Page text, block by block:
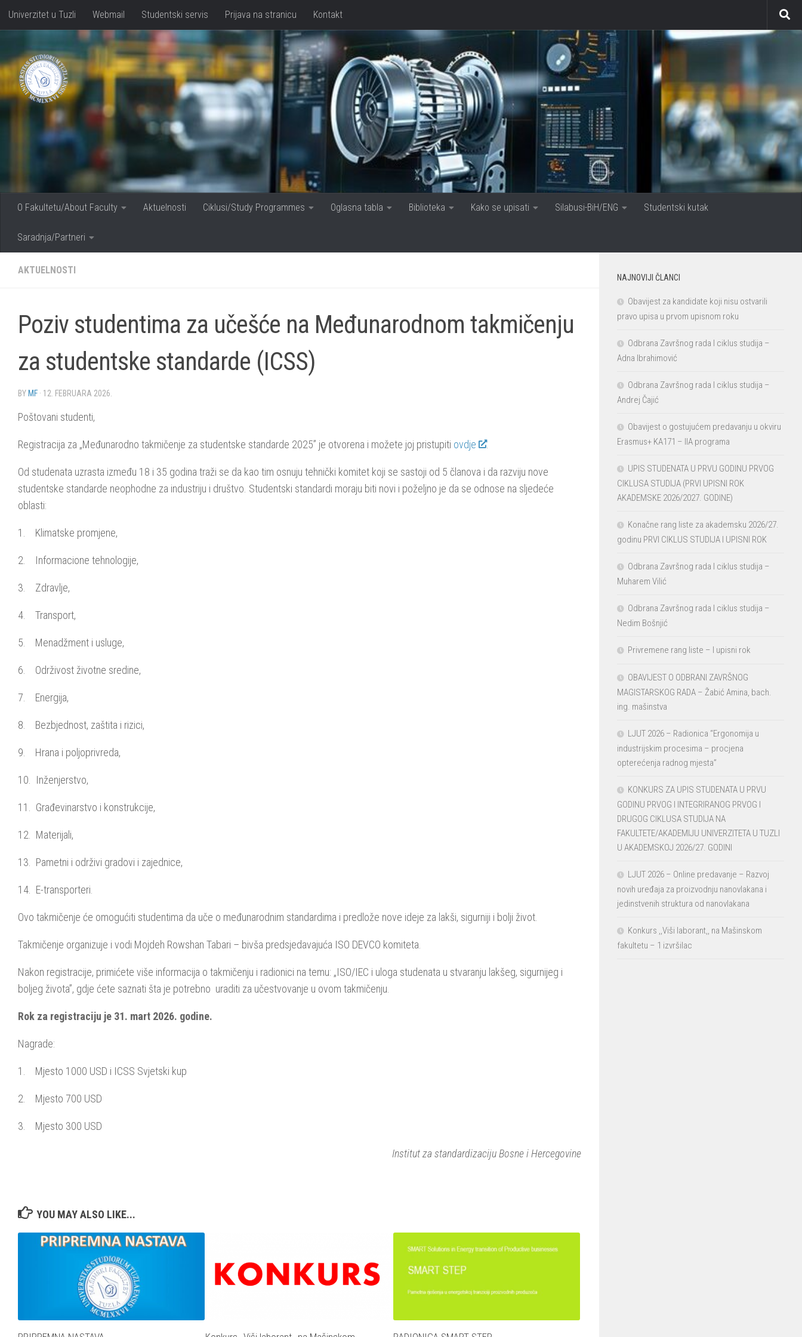
Skip to content
Univerzitet u Tuzli Webmail Studentski servis Prijava na stranicu Kontakt
O Fakultetu/About Faculty Aktuelnosti Ciklusi/Study Programmes Oglasna tabla Biblioteka Kako se upisati Silabusi-BiH/ENG Studentski kutak
Saradnja/Partneri
AKTUELNOSTI
Poziv studentima za učešće na Međunarodnom takmičenju
za studentske standarde (ICSS)
BY MF · 12. FEBRUARA 2026.
Poštovani studenti,
Registracija za „Međunarodno takmičenje za studentske standarde 2025” je otvorena i možete joj pristupiti ovdje .
Od studenata uzrasta između 18 i 35 godina traži se da kao tim osnuju tehnički komitet koji se sastoji od 5 članova i da razviju nove
studentske standarde neophodne za industriju i društvo. Studentski standardi moraju biti novi i poželjno je da se odnose na sljedeće
oblasti:
1. Klimatske promjene,
2. Informacione tehnologije,
3. Zdravlje,
4. Transport,
5. Menadžment i usluge,
6. Održivost životne sredine,
7. Energija,
8. Bezbjednost, zaštita i rizici,
9. Hrana i poljoprivreda,
10. Inženjerstvo,
11. Građevinarstvo i konstrukcije,
12. Materijali,
13. Pametni i održivi gradovi i zajednice,
14. E-transporteri.
Ovo takmičenje će omogućiti studentima da uče o međunarodnim standardima i predlože nove ideje za lakši, sigurniji i bolji život.
Takmičenje organizuje i vodi Mojdeh Rowshan Tabari – bivša predsjedavajuća ISO DEVCO komiteta.
Nakon registracije, primićete više informacija o takmičenju i radionici na temu: „ISO/IEC i uloga studenata u stvaranju lakšeg, sigurnijeg i
boljeg života”, gdje ćete saznati šta je potrebno uraditi za učestvovanje u ovom takmičenju.
Rok za registraciju je 31. mart 2026. godine.
Nagrade:
1. Mjesto 1000 USD i ICSS Svjetski kup
2. Mjesto 700 USD
3. Mjesto 300 USD
Institut za standardizaciju Bosne i Hercegovine
YOU MAY ALSO LIKE...
NAJNOVIJI ČLANCI
Obavijest za kandidate koji nisu ostvarili
pravo upisa u prvom upisnom roku
Odbrana Završnog rada I ciklus studija –
Adna Ibrahimović
Odbrana Završnog rada I ciklus studija –
Andrej Čajić
Obavijest o gostujućem predavanju u okviru
Erasmus+ KA171 – IIA programa
UPIS STUDENATA U PRVU GODINU PRVOG
CIKLUSA STUDIJA (PRVI UPISNI ROK
AKADEMSKE 2026/2027. GODINE)
Konačne rang liste za akademsku 2026/27.
godinu PRVI CIKLUS STUDIJA I UPISNI ROK
Odbrana Završnog rada I ciklus studija –
Muharem Vilić
Odbrana Završnog rada I ciklus studija –
Nedim Bošnjić
Privremene rang liste – I upisni rok
OBAVIJEST O ODBRANI ZAVRŠNOG
MAGISTARSKOG RADA – Žabić Amina, bach.
ing. mašinstva
LJUT 2026 – Radionica “Ergonomija u
industrijskim procesima – procjena
opterećenja radnog mjesta”
KONKURS ZA UPIS STUDENATA U PRVU
GODINU PRVOG I INTEGRIRANOG PRVOG I
DRUGOG CIKLUSA STUDIJA NA
FAKULTETE/AKADEMIJU UNIVERZITETA U TUZLI
U AKADEMSKOJ 2026/27. GODINI
LJUT 2026 – Online predavanje – Razvoj
novih uređaja za proizvodnju nanovlakana i
jedinstvenih struktura od nanovlakana
Konkurs ,,Viši laborant,, na Mašinskom
fakultetu – 1 izvršilac